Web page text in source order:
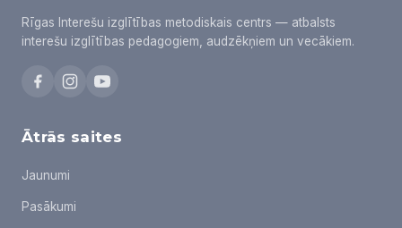
Rīgas Interešu izglītības metodiskais centrs — atbalsts
interešu izglītības pedagogiem, audzēkņiem un vecākiem.
Ātrās saites
Jaunumi
Pasākumi